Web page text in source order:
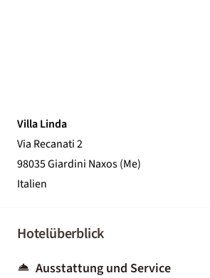
Villa Linda
Via Recanati 2
98035 Giardini Naxos (Me)
Italien
Hotelüberblick
Ausstattung und Service